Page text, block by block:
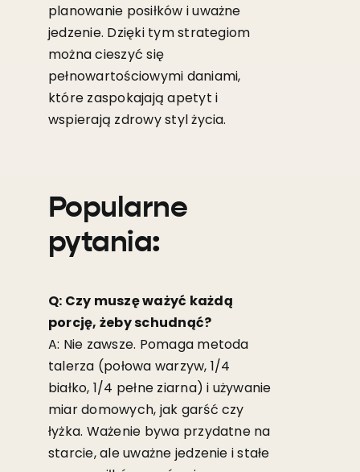
planowanie posiłków i uważne
jedzenie. Dzięki tym strategiom
można cieszyć się
pełnowartościowymi daniami,
które zaspokajają apetyt i
wspierają zdrowy styl życia.
Popularne
pytania:
Q: Czy muszę ważyć każdą
porcję, żeby schudnąć?
A: Nie zawsze. Pomaga metoda
talerza (połowa warzyw, 1/4
białko, 1/4 pełne ziarna) i używanie
miar domowych, jak garść czy
łyżka. Ważenie bywa przydatne na
starcie, ale uważne jedzenie i stałe